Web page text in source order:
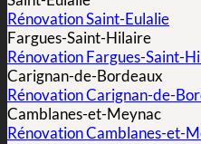
Rénovation Saint-Eulalie
Fargues-Saint-Hilaire
Rénovation Fargues-Saint-
Carignan-de-Bordeaux
Rénovation Carignan-de-
Camblanes-et-Meynac
Rénovation Camblanes-et-